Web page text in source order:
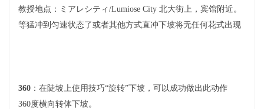
教授地点：ミアレシティ/Lumiose City 北大街上，宾馆附近。
等猛冲到匀速状态了或者其他方式直冲下坡将无任何花式出现
360 ：在陡坡上使用技巧“旋转”下坡，可以成功做出此动作
360度横向转体下坡。